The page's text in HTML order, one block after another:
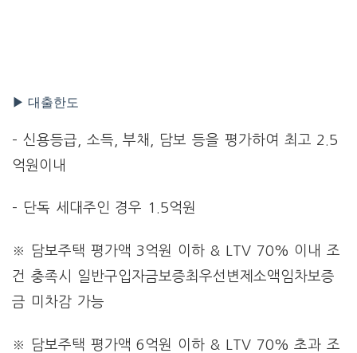
▶ 대출한도
– 신용등급, 소득, 부채, 담보 등을 평가하여 최고 2.5
억원이내
– 단독 세대주인 경우 1.5억원
※ 담보주택 평가액 3억원 이하 & LTV 70% 이내 조
건 충족시 일반구입자금보증최우선변제소액임차보증
금 미차감 가능
※ 담보주택 평가액 6억원 이하 & LTV 70% 초과 조